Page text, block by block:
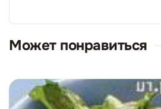
Может понравиться